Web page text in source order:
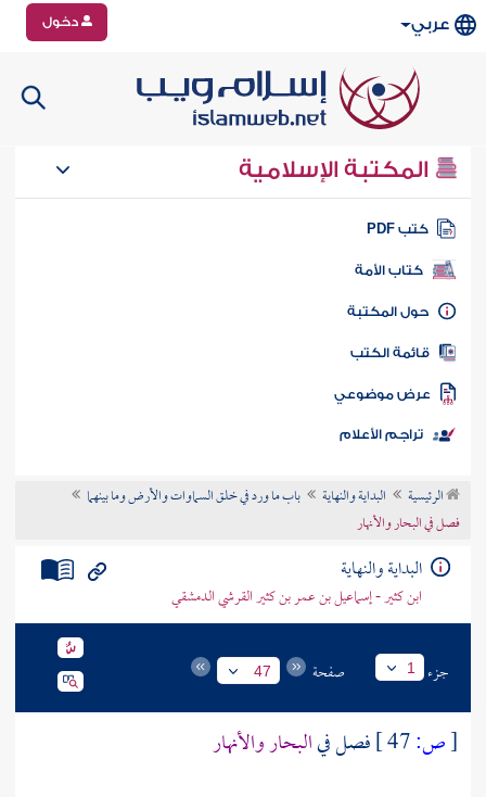
عربي دخول
المكتبة الإسلامية
كتب PDF
كتاب الأمة
المكتبة
الكتب
موضوعي
تراجم الأعلام
الرئيسية البداية والنهاية
باب ما ورد في خلق السماوات والأرض وما بينهما
فصل في البحار والأنهار
البداية والنهاية
ابن كثير - إسماعيل بن عمر بن كثير القرشي الدمشقي
جزء 1 صفحة 47
[ص: فصل فيالبحار والأنهار